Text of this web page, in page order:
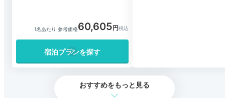
1名あたり 参考価格60,605
宿泊プランを探す
おすすめをもっと見る